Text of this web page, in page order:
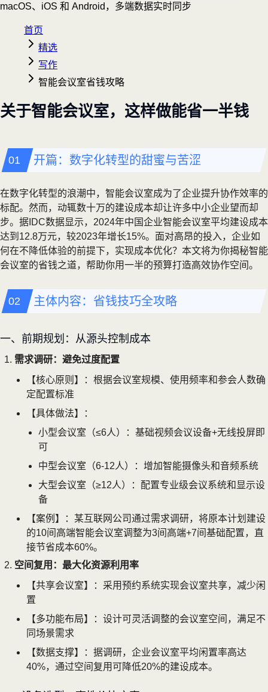
macOS、iOS 和 Android，多端数据实时同步
首页
精选
写作
智能会议室省钱攻略
关于智能会议室，这样做能省一半钱
开篇：数字化转型的甜蜜与苦涩
在数字化转型的浪潮中，智能会议室成为了企业提升协作效率的
标配。然而，动辄数十万的建设成本却让许多中小企业望而却
步。据IDC数据显示，2024年中国企业智能会议室平均建设成本
达到12.8万元，较2023年增长15%。面对高昂的投入，企业如
何在不降低体验的前提下，实现成本优化？本文将为你揭秘智能
会议室的省钱之道，帮助你用一半的预算打造高效协作空间。
主体内容：省钱技巧全攻略
一、前期规划：从源头控制成本
需求调研：避免过度配置
【核心原则】：根据会议室规模、使用频率和参会人数确
定配置标准
【具体做法】：
小型会议室（≤6人）：基础视频会议设备+无线投屏即
可
中型会议室（6-12人）：增加智能摄像头和音频系统
大型会议室（≥12人）：配置专业级会议系统和显示设
备
【案例】：某互联网公司通过需求调研，将原本计划建设
的10间高端智能会议室调整为3间高端+7间基础配置，直
接节省成本60%。
空间复用：最大化资源利用率
【共享会议室】：采用预约系统实现会议室共享，减少闲
置
【多功能布局】：设计可灵活调整的会议室空间，满足不
同场景需求
【数据支撑】：据调研，企业会议室平均闲置率高达
40%，通过空间复用可降低20%的建设成本。